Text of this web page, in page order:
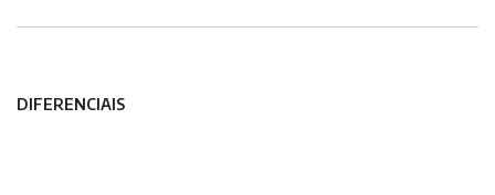
DIFERENCIAIS